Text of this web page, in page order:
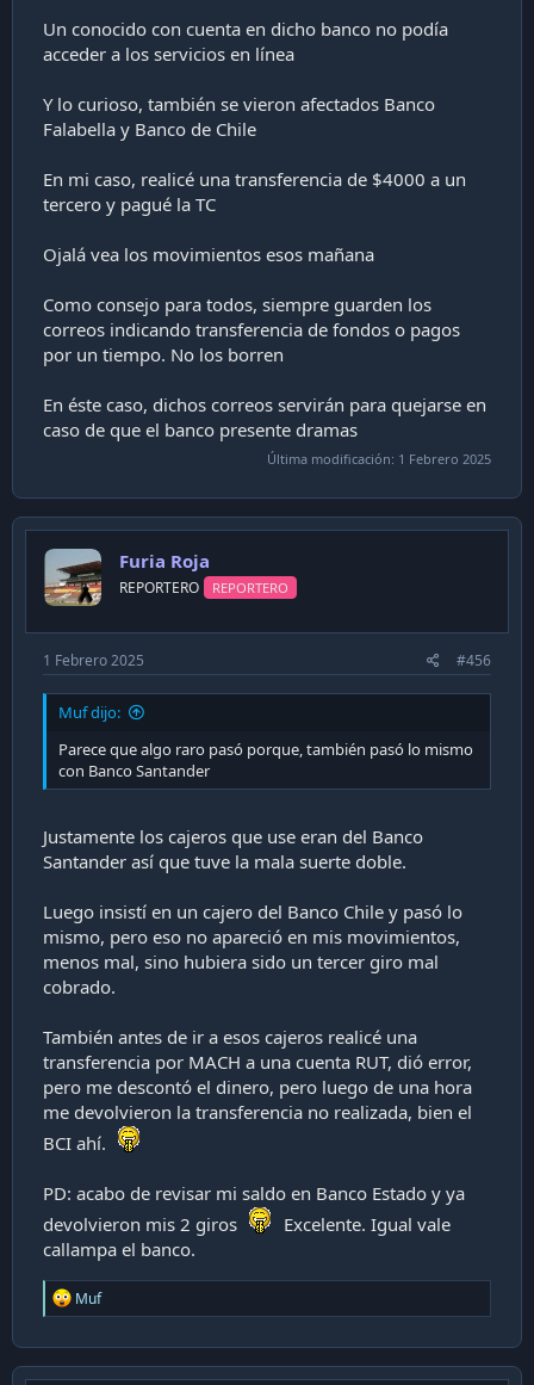
Un conocido con cuenta en dicho banco no podía
acceder a los servicios en línea
Y lo curioso, también se vieron afectados Banco
Falabella y Banco de Chile
En mi caso, realicé una transferencia de $4000 a un
tercero y pagué la TC
Ojalá vea los movimientos esos mañana
Como consejo para todos, siempre guarden los
correos indicando transferencia de fondos o pagos
por un tiempo. No los borren
En éste caso, dichos correos servirán para quejarse en
caso de que el banco presente dramas
Última modificación: 1 Febrero 2025
Furia Roja
REPORTERO REPORTERO
1 Febrero 2025 #456
Muf dijo:
Parece que algo raro pasó porque, también pasó lo mismo
con Banco Santander
Justamente los cajeros que use eran del Banco
Santander así que tuve la mala suerte doble.
Luego insistí en un cajero del Banco Chile y pasó lo
mismo, pero eso no apareció en mis movimientos,
menos mal, sino hubiera sido un tercer giro mal
cobrado.
También antes de ir a esos cajeros realicé una
transferencia por MACH a una cuenta RUT, dió error,
pero me descontó el dinero, pero luego de una hora
me devolvieron la transferencia no realizada, bien el
BCI ahí.
PD: acabo de revisar mi saldo en Banco Estado y ya
devolvieron mis 2 giros
Excelente. Igual vale
callampa el banco.
R
e
c
t
Muf